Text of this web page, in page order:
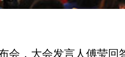
，大会发言人傅莹回